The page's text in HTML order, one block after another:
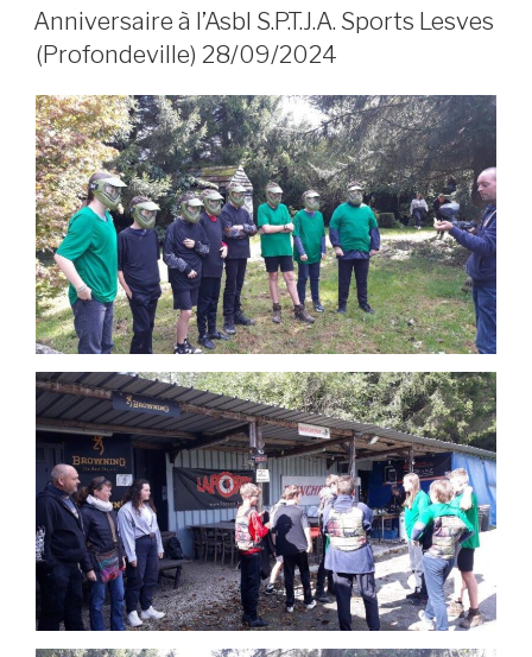
ON
Anniversaire à l’Asbl S.P.T.J.A. Sports Lesves
(Profondeville) 28/09/2024